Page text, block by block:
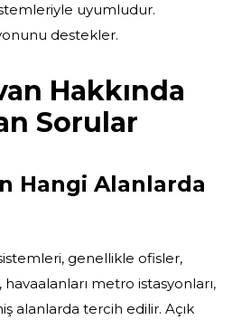
uyumludur.
destekler.
Hakkında
Sorular
Hangi Alanlarda
genellikle ofisler,
metro istasyonları,
alanlarda tercih edilir. Açık